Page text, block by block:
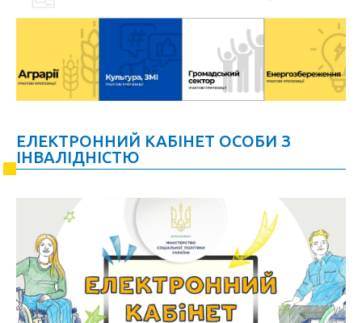
ЕЛЕКТРОННИЙ КАБІНЕТ ОСОБИ З
ІНВАЛІДНІСТЮ